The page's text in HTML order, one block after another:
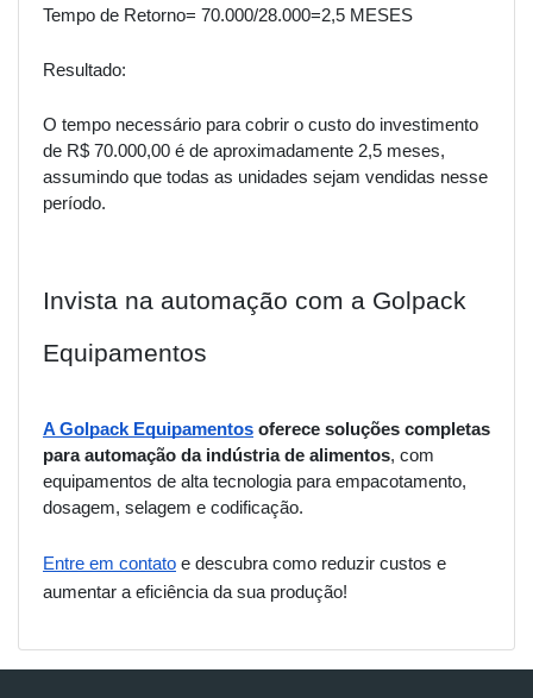
Tempo de Retorno= 70.000/28.000=2,5 MESES
Resultado:
O tempo necessário para cobrir o custo do investimento
de R$ 70.000,00 é de aproximadamente 2,5 meses,
assumindo que todas as unidades sejam vendidas nesse
período.
Invista na automação com a Golpack
Equipamentos
A Golpack Equipamentos oferece soluções completas
para automação da indústria de alimentos, com
equipamentos de alta tecnologia para empacotamento,
dosagem, selagem e codificação.
Entre em contato e descubra como reduzir custos e
aumentar a eficiência da sua produção!